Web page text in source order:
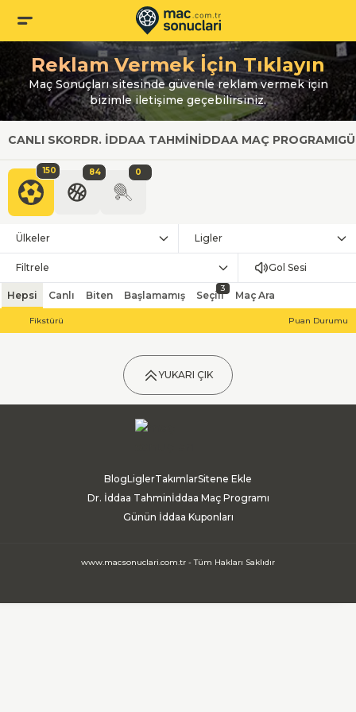
Reklam Vermek İçin Tıklayın
Maç Sonuçları sitesinde güvenle reklam vermek için
bizimle iletişime geçebilirsiniz.
CANLI SKORDR. İDDAA TAHMINİDDAA MAÇ PROGRAMI
150 84 0
Ülkeler Ligler
Filtrele Gol Sesi
Hepsi Canlı Biten Başlamamış Seçili
3
Maç Ara
Fikstürü Puan Durumu
YUKARI ÇIK
BlogLiglerTakımlarSitene Ekle
Dr. İddaa Tahminİddaa Maç Programı
Günün İddaa Kuponları
www.macsonuclari.com.tr - Tüm Hakları Saklıdır